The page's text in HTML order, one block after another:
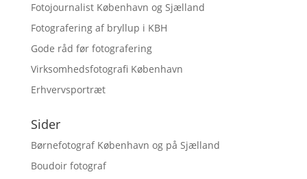
Fotojournalist København og Sjælland
Fotografering af bryllup i KBH
Gode råd før fotografering
Virksomhedsfotografi København
Erhvervsportræt
Sider
Børnefotograf København og på Sjælland
Boudoir fotograf